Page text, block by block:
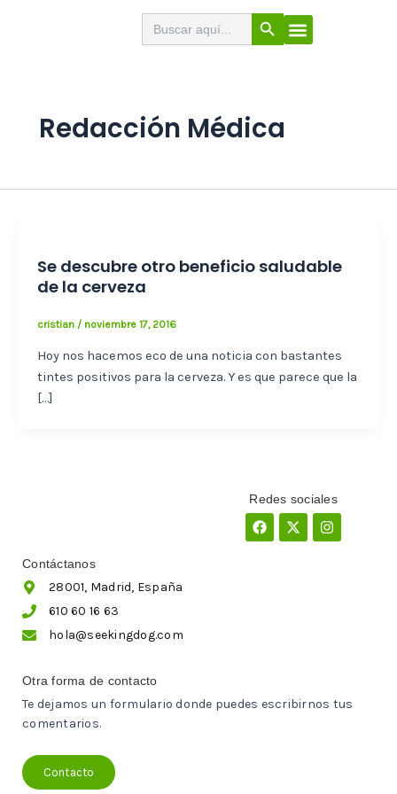
Menú
Buscar: Botón de búsqueda
Redacción Médica
Se descubre otro beneficio saludable
de la cerveza
cristian / noviembre 17, 2016
Hoy nos hacemos eco de una noticia con bastantes
tintes positivos para la cerveza. Y es que parece que la
[…]
Redes sociales
Facebook
X-
twitter
Instagram
Contáctanos
28001, Madrid, España
610 60 16 63
hola@seekingdog.com
Otra forma de contacto
Te dejamos un formulario donde puedes escribirnos tus
comentarios.
Contacto